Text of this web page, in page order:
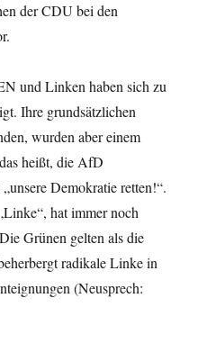
der CDU bei den
und Linken haben sich zu
Ihre grundsätzlichen
wurden aber einem
heißt, die AfD
Demokratie retten!“.
hat immer noch
Grünen gelten als die
radikale Linke in
(Neusprech: